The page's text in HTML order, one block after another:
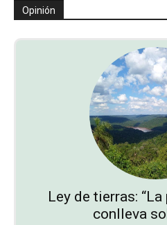
Opinión
Ley de tierras:
conlleva